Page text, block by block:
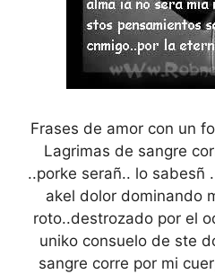
Frases de amor con un
Lagrimas de sangre
..porke serañ.. lo sabesñ
akel dolor dominando
roto..destrozado por el
uniko consuelo de ste
sangre corre por mi